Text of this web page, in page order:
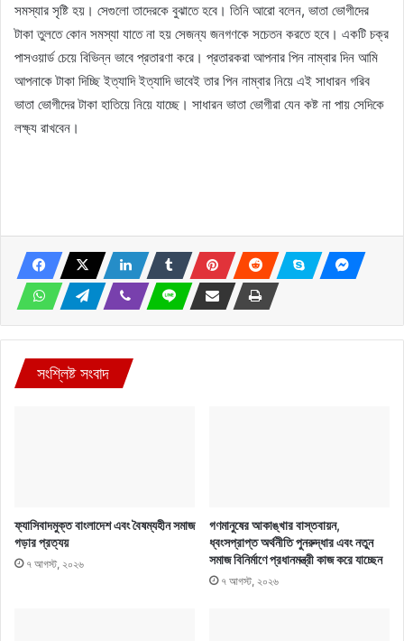
সমস্যার সৃষ্টি হয়। সেগুলো তাদেরকে বুঝাতে হবে। তিনি আরো বলেন, ভাতা ভোগীদের
টাকা তুলতে কোন সমস্যা যাতে না হয় সেজন্য জনগণকে সচেতন করতে হবে। একটি চক্র
পাসওয়ার্ড চেয়ে বিভিন্ন ভাবে প্রতারণা করে। প্রতারকরা আপনার পিন নাম্বার দিন আমি
আপনাকে টাকা দিচ্ছি ইত্যাদি ইত্যাদি ভাবেই তার পিন নাম্বার নিয়ে এই সাধারন গরিব
ভাতা ভোগীদের টাকা হাতিয়ে নিয়ে যাচ্ছে। সাধারন ভাতা ভোগীরা যেন কষ্ট না পায় সেদিকে
লক্ষ্য রাখবেন।
সংশ্লিষ্ট সংবাদ
ফ্যাসিবাদমুক্ত বাংলাদেশ এবং বৈষম্যহীন সমাজ
গড়ার প্রত্যয়
৭ আগস্ট, ২০২৬
গণমানুষের আকাঙ্খার বাস্তবায়ন,
ধ্বংসপ্রাপ্ত অর্থনীতি পুনরুদ্ধার এবং নতুন
সমাজ বিনির্মাণে প্রধানমন্ত্রী কাজ করে যাচ্ছেন
৭ আগস্ট, ২০২৬